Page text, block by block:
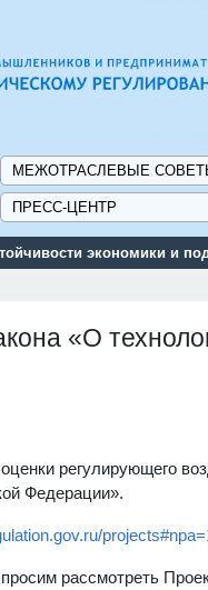
МЕЖОТРАСЛЕВЫЕ
ПРЕСС-ЦЕНТР
экономики и
«О
регулирующего
Федерации».
рассмотреть